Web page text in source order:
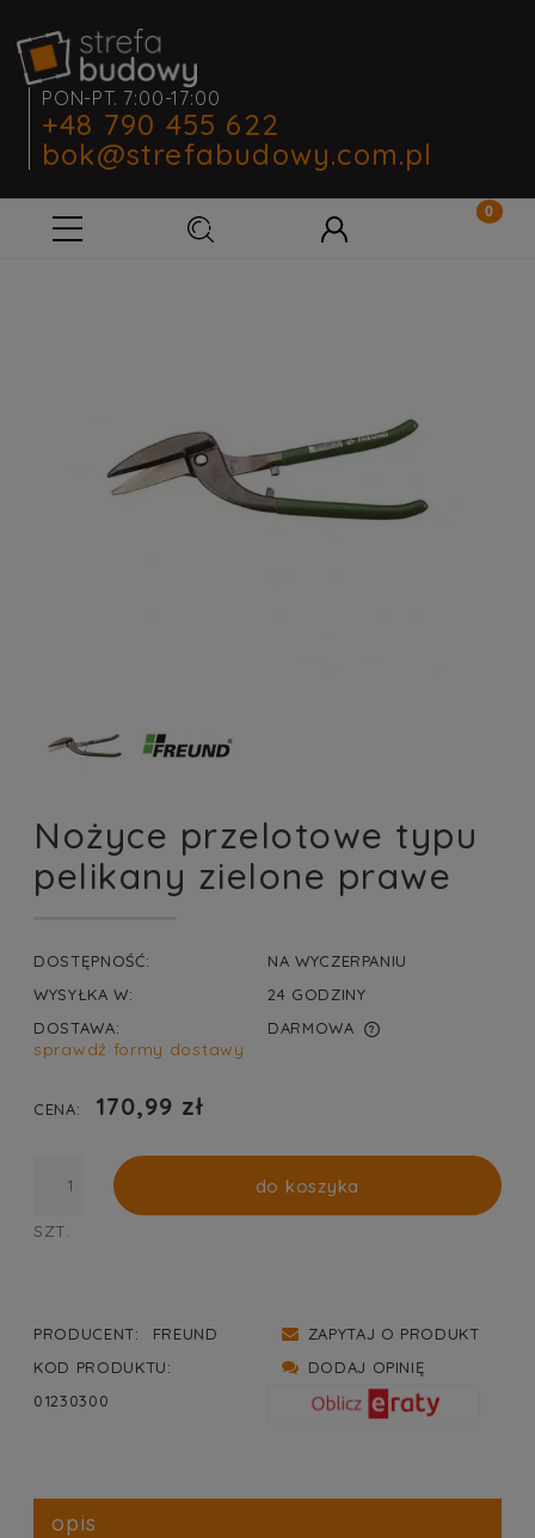
PON-PT. 7:00-17:00
+48 790 455 622
bok@strefabudowy.com.pl
Nożyce przelotowe typu
pelikany zielone prawe
DOSTĘPNOŚĆ:
NA WYCZERPANIU
WYSYŁKA W:
24 GODZINY
DOSTAWA:
DARMOWA
CENA NIE ZAWIERA EWENTUALNYCH KOSZTÓW
sprawdź formy dostawy
CENA: 170,99 zł
SZT.
do koszyka
PRODUCENT:
FREUND
KOD PRODUKTU:
01230300
ZAPYTAJ O PRODUKT
DODAJ OPINIĘ
opis